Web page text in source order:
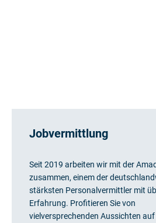
Jobvermittlung
Seit 2019 arbeiten wir mit der
zusammen, einem der
stärksten Personalvermittler mit
Erfahrung. Profitieren Sie von
vielversprechenden Aussichten auf